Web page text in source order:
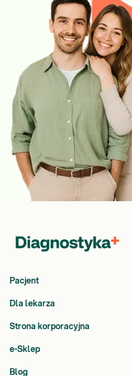
Pacjent
Dla lekarza
Strona korporacyjna
e-Sklep
Blog